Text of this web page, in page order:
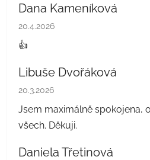
Dana Kameníková
Hodnocení obchodu je 5 z 5
20.4.2026
👍
Libuše Dvořáková
Hodnocení obchodu je 5 z 5
20.3.2026
Jsem maximálně spokojena,
všech. Děkuji.
Daniela Třetinová